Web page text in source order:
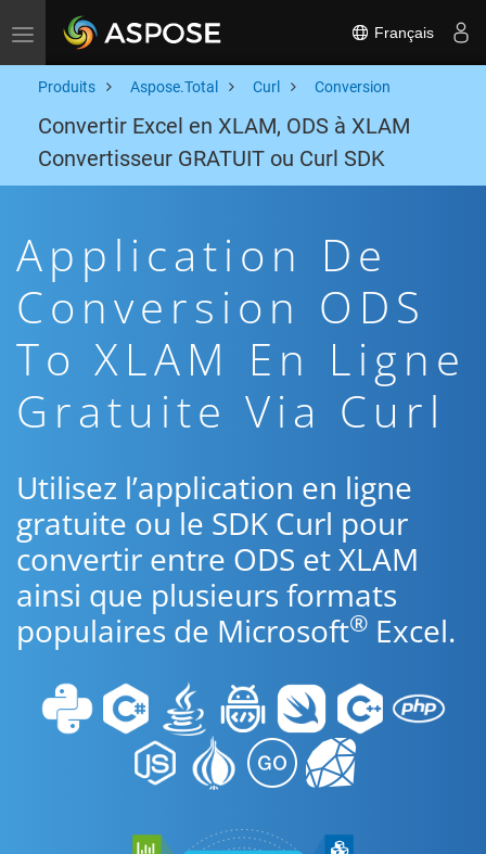
Toggle navigation Français
Produits Aspose.Total Curl Conversion
Convertir Excel en XLAM, ODS à XLAM
Convertisseur GRATUIT ou Curl SDK
Application De
Conversion ODS
To XLAM En Ligne
Gratuite Via Curl
Utilisez l’application en ligne
gratuite ou le SDK Curl pour
convertir entre ODS et XLAM
ainsi que plusieurs formats
populaires de Microsoft® Excel.